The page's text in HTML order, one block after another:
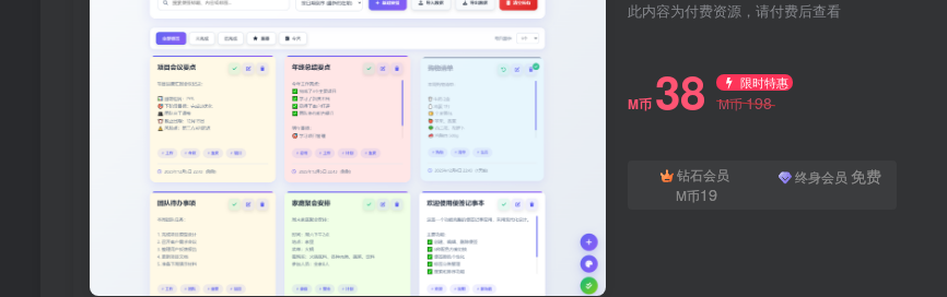
此内容为付费资源，请付费后查看
M币 38 限时特惠
M币198
钻石会员
M币19
终身会员 免费